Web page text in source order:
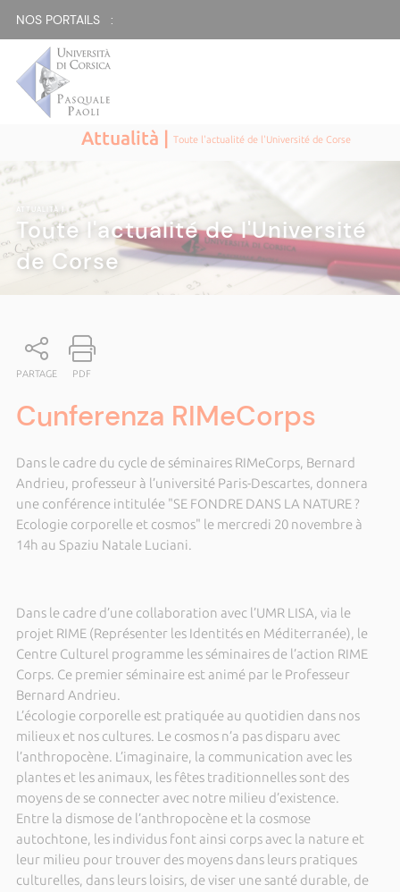
NOS PORTAILS :
Attualità |Toute l'actualité de l'Université de Corse
ATTUALITÀ|
Toute l'actualité de l'Université
de Corse
PARTAGE PDF
Cunferenza RIMeCorps
Dans le cadre du cycle de séminaires RIMeCorps, Bernard
Andrieu, professeur à l’université Paris-Descartes, donnera
une conférence intitulée "SE FONDRE DANS LA NATURE ?
Ecologie corporelle et cosmos" le mercredi 20 novembre à
14h au Spaziu Natale Luciani.
Dans le cadre d’une collaboration avec l’UMR LISA, via le
projet RIME (Représenter les Identités en Méditerranée), le
Centre Culturel programme les séminaires de l’action RIME
Corps. Ce premier séminaire est animé par le Professeur
Bernard Andrieu.
L’écologie corporelle est pratiquée au quotidien dans nos
milieux et nos cultures. Le cosmos n’a pas disparu avec
l’anthropocène. L’imaginaire, la communication avec les
plantes et les animaux, les fêtes traditionnelles sont des
moyens de se connecter avec notre milieu d’existence.
Entre la dismose de l’anthropocène et la cosmose
autochtone, les individus font ainsi corps avec la nature et
leur milieu pour trouver des moyens dans leurs pratiques
culturelles, dans leurs loisirs, de viser une santé durable, de